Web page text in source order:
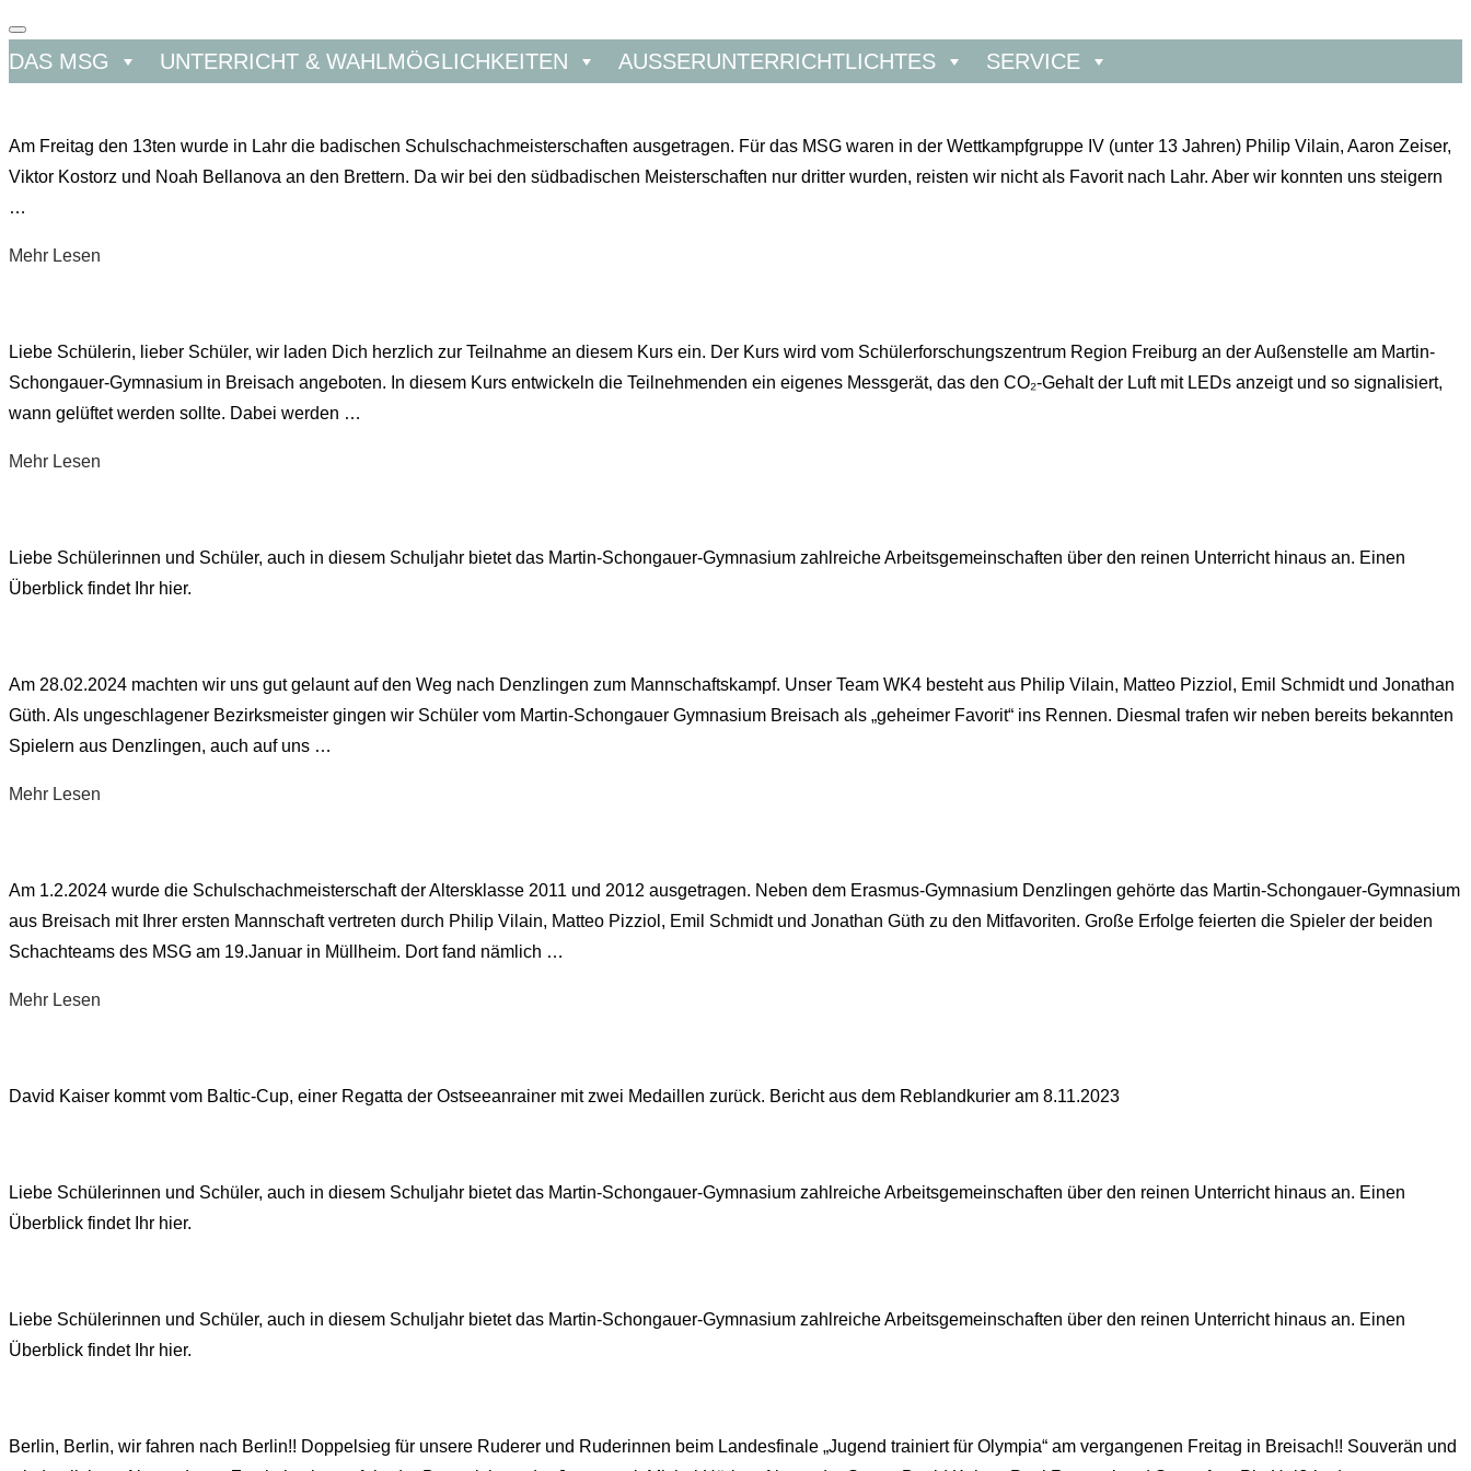
Navigation
umschalten
DAS MSG UNTERRICHT & WAHLMÖGLICHKEITEN AUSSERUNTERRICHTLICHTES SERVICE
springen
Am Freitag den 13ten wurde in Lahr die badischen Schulschachmeisterschaften ausgetragen. Für das MSG waren in der Wettkampfgruppe IV (unter 13 Jahren) Philip Vilain, Aaron Zeiser,
Viktor Kostorz und Noah Bellanova an den Brettern. Da wir bei den südbadischen Meisterschaften nur dritter wurden, reisten wir nicht als Favorit nach Lahr. Aber wir konnten uns steigern
…
Mehr über
erreicht
Deutsche-
Schulschachmeisterschaft
Bad
Lesen
Liebe Schülerin, lieber Schüler, wir laden Dich herzlich zur Teilnahme an diesem Kurs ein. Der Kurs wird vom Schülerforschungszentrum Region Freiburg an der Außenstelle am Martin-
Schongauer-Gymnasium in Breisach angeboten. In diesem Kurs entwickeln die Teilnehmenden ein eigenes Messgerät, das den CO₂-Gehalt der Luft mit LEDs anzeigt und so signalisiert,
wann gelüftet werden sollte. Dabei werden …
Mehr über
am
MSG
ade
dank
Lüftomat“
jetzt
Lesen
Liebe Schülerinnen und Schüler, auch in diesem Schuljahr bietet das Martin-Schongauer-Gymnasium zahlreiche Arbeitsgemeinschaften über den reinen Unterricht hinaus an. Einen
Überblick findet Ihr hier.
Am 28.02.2024 machten wir uns gut gelaunt auf den Weg nach Denzlingen zum Mannschaftskampf. Unser Team WK4 besteht aus Philip Vilain, Matteo Pizziol, Emil Schmidt und Jonathan
Güth. Als ungeschlagener Bezirksmeister gingen wir Schüler vom Martin-Schongauer Gymnasium Breisach als „geheimer Favorit“ ins Rennen. Diesmal trafen wir neben bereits bekannten
Spielern aus Denzlingen, auch auf uns …
Mehr über
gewinnt
ungeschlagen
die
Schachmeisterschaft
Lesen
Am 1.2.2024 wurde die Schulschachmeisterschaft der Altersklasse 2011 und 2012 ausgetragen. Neben dem Erasmus-Gymnasium Denzlingen gehörte das Martin-Schongauer-Gymnasium
aus Breisach mit Ihrer ersten Mannschaft vertreten durch Philip Vilain, Matteo Pizziol, Emil Schmidt und Jonathan Güth zu den Mitfavoriten. Große Erfolge feierten die Spieler der beiden
Schachteams des MSG am 19.Januar in Müllheim. Dort fand nämlich …
Mehr über
werden
Lesen
David Kaiser kommt vom Baltic-Cup, einer Regatta der Ostseeanrainer mit zwei Medaillen zurück. Bericht aus dem Reblandkurier am 8.11.2023
Liebe Schülerinnen und Schüler, auch in diesem Schuljahr bietet das Martin-Schongauer-Gymnasium zahlreiche Arbeitsgemeinschaften über den reinen Unterricht hinaus an. Einen
Überblick findet Ihr hier.
Liebe Schülerinnen und Schüler, auch in diesem Schuljahr bietet das Martin-Schongauer-Gymnasium zahlreiche Arbeitsgemeinschaften über den reinen Unterricht hinaus an. Einen
Überblick findet Ihr hier.
Berlin, Berlin, wir fahren nach Berlin!! Doppelsieg für unsere Ruderer und Ruderinnen beim Landesfinale „Jugend trainiert für Olympia“ am vergangenen Freitag in Breisach!! Souverän und